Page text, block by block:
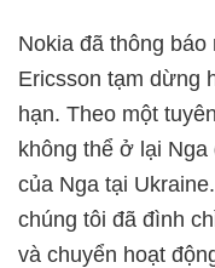
Nokia đã thông
Ericsson tạm dừng
hạn. Theo một
không thể ở lại
của Nga tại
chúng tôi đã đình
và chuyển hoạt